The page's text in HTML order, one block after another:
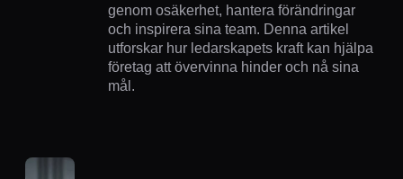
genom osäkerhet, hantera förändringar
och inspirera sina team. Denna artikel
utforskar hur ledarskapets kraft kan hjälpa
företag att övervinna hinder och nå sina
mål.